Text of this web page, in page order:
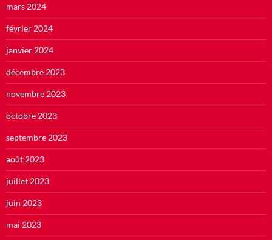
mars 2024
février 2024
janvier 2024
décembre 2023
novembre 2023
octobre 2023
septembre 2023
août 2023
juillet 2023
juin 2023
mai 2023